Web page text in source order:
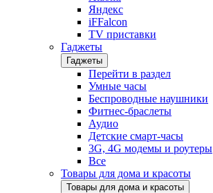
Яндекс
iFFalcon
TV приставки
Гаджеты
Гаджеты
Перейти в раздел
Умные часы
Беспроводные наушники
Фитнес-браслеты
Аудио
Детские смарт-часы
3G, 4G модемы и роутеры
Все
Товары для дома и красоты
Товары для дома и красоты